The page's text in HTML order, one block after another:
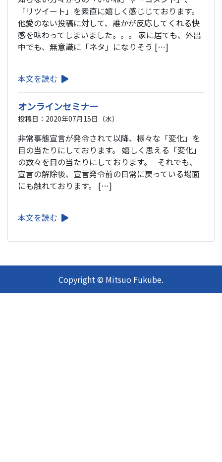
「リツイート」を素直に嬉しく感じじております。
他愛のない投稿に対して、誰かが反応してくれる快
感を味わってしまいました。。。 家に居ても、外出
中でも、無意識に「ネタ」になりそう […]
本文を読む
オンラインセミナー
投稿日：2020年07月15日（水）
非常事態宣言が発令されて以降、様々な「変化」を
目の当たりにしております。 嬉しく思える「変化」
の数々を目の当たりにしております。 それでも、
宣言の解除後、宣言発令前の日常に戻っている場面
にも触れております。 […]
本文を読む
Copyright © Mitsuo Fukube.